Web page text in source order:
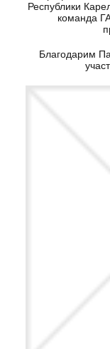
Республики
команда
Благодарим